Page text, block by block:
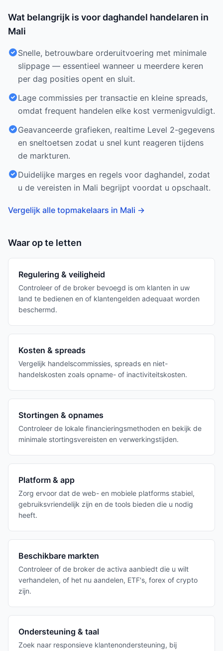
Wat belangrijk is voor daghandel handelaren in
Mali
Snelle, betrouwbare orderuitvoering met minimale
slippage — essentieel wanneer u meerdere keren
per dag posities opent en sluit.
Lage commissies per transactie en kleine spreads,
omdat frequent handelen elke kost vermenigvuldigt.
Geavanceerde grafieken, realtime Level 2-gegevens
en sneltoetsen zodat u snel kunt reageren tijdens
de markturen.
Duidelijke marges en regels voor daghandel, zodat
u de vereisten in Mali begrijpt voordat u opschaalt.
Vergelijk alle topmakelaars in Mali →
Waar op te letten
Regulering & veiligheid
Controleer of de broker bevoegd is om klanten in uw
land te bedienen en of klantengelden adequaat worden
beschermd.
Kosten & spreads
Vergelijk handelscommissies, spreads en niet-
handelskosten zoals opname- of inactiviteitskosten.
Stortingen & opnames
Controleer de lokale financieringsmethoden en bekijk de
minimale stortingsvereisten en verwerkingstijden.
Platform & app
Zorg ervoor dat de web- en mobiele platforms stabiel,
gebruiksvriendelijk zijn en de tools bieden die u nodig
heeft.
Beschikbare markten
Controleer of de broker de activa aanbiedt die u wilt
verhandelen, of het nu aandelen, ETF's, forex of crypto
zijn.
Ondersteuning & taal
Zoek naar responsieve klantenondersteuning, bij